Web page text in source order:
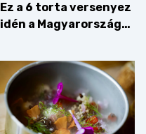
Ez a 6 torta versenyez
idén a Magyarország